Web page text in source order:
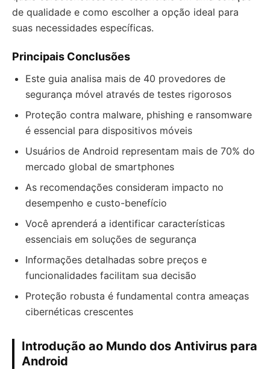
de qualidade e como escolher a opção ideal para
suas necessidades específicas.
Principais Conclusões
Este guia analisa mais de 40 provedores de
segurança móvel através de testes rigorosos
Proteção contra malware, phishing e ransomware
é essencial para dispositivos móveis
Usuários de Android representam mais de 70% do
mercado global de smartphones
As recomendações consideram impacto no
desempenho e custo-benefício
Você aprenderá a identificar características
essenciais em soluções de segurança
Informações detalhadas sobre preços e
funcionalidades facilitam sua decisão
Proteção robusta é fundamental contra ameaças
cibernéticas crescentes
Introdução ao Mundo dos Antivirus para
Android